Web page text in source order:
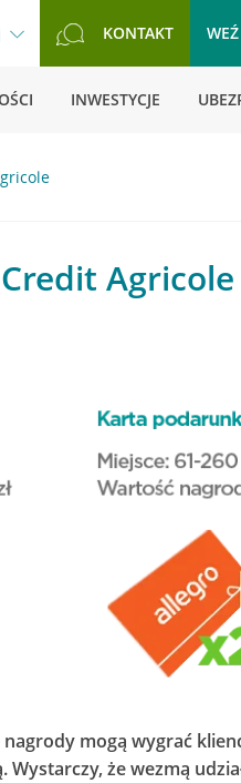
KONTAKT
INWESTYCJE
Agricole
mogą wygrać
że wezmą